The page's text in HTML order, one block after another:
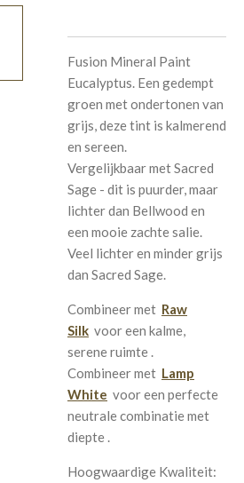
Fusion Mineral Paint
Eucalyptus. Een gedempt
groen met ondertonen van
grijs, deze tint is kalmerend
en sereen.
Vergelijkbaar met Sacred
Sage - dit is puurder, maar
lichter dan Bellwood en
een mooie zachte salie.
Veel lichter en minder grijs
dan Sacred Sage.
Combineer met Raw
Silk voor een kalme,
serene ruimte
Combineer met Lamp
White voor een perfecte
neutrale combinatie met
diepte
Hoogwaardige Kwaliteit: